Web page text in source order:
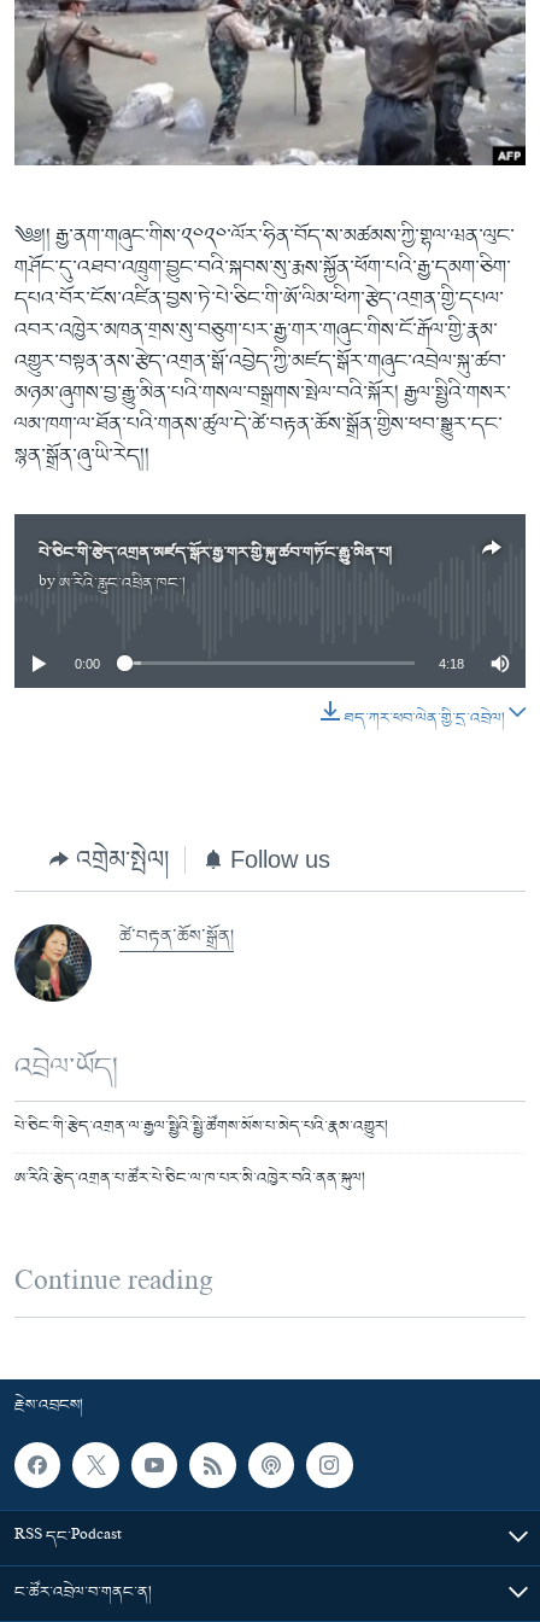
འཚོལ་
བསྐྱོད།
དྲ་བརྙན་གསར་འགྱུར།
ཁ་བའི་མི་སྣ།
བུད་མེད་ལེ་ཚན།
དཔེ་ཀློག
བགྲོ་གླེང་མདུན་ལྕོག
བསྐྱར་ཞིབ།
པོ་ཊི་ཁ་སི།
དཔེ་ཀློག
ཆོས་རིག་ལེ་ཚན།
གཞོན་སྐྱེས་དང་ཤེས་ཡོན།
འཕྲོད་བསྟེན་དང་དོན་ལྡན་གྱི་མི་ཚེ།
གངས་རིའི་བྲག་ཅ།
བུད་མེད།
སོ་ཡ་ལ། བོད་ཀྱི་གླུ་གཞས།
Learning English
རྗེས་འབྲངས།
༄༅།། རྒྱ་ནག་གཞུང་གིས་༢༠༢༠་ལོར་ཧིན་བོད་ས་མཚམས་ཀྱི་གྷལ་ཝན་ལུང་
གཤོང་དུ་འཐབ་འཁྲུག་བྱུང་བའི་སྐབས་སུ་རྨས་སྐྱོན་ཕོག་པའི་རྒྱ་དམག་ཅིག་
དཔའ་བོར་ངོས་འཛིན་བྱས་ཏེ་པེ་ཅིང་གི་ཨོ་ལིམ་ཕིཀ་རྩེད་འགྲན་གྱི་དཔལ་
འབར་འཁྱེར་མཁན་གྲས་སུ་བཅུག་པར་རྒྱ་གར་གཞུང་གིས་ངོ་རྒོལ་གྱི་རྣམ་
འགྱུར་བསྟན་ནས་རྩེད་འགྲན་སྒོ་འབྱེད་ཀྱི་མཛད་སྒོར་གཞུང་འབྲེལ་སྐུ་ཚབ་
མཉམ་ཞུགས་བྱ་རྒྱུ་མིན་པའི་གསལ་བསྒྲགས་སྤེལ་བའི་སྐོར། རྒྱལ་སྤྱིའི་གསར་
ལམ་ཁག་ལ་ཐོན་པའི་གནས་ཚུལ་དེ་ཚེ་བརྟན་ཆོས་སྒྲོན་གྱིས་ཕབ་སྒྱུར་དང་
སྙན་སྒྲོན་ཞུ་ཡི་རེད།།
པེ་ཅིང་གི་རྩེད་འགྲན་མཛད་སྒོར་རྒྱ་གར་གྱི་སྐུ་ཚབ་གཏོང་རྒྱུ་མིན་པ།
byཨ་རིའི་རླུང་འཕྲིན་ཁང་།No media source currently available
0:00 4:18
ཐད་ཀར་ཕབ་ལེན་གྱི་དྲ་འབྲེལ།
འགྲེམ་སྤེལ། Follow us
ཚེ་བརྟན་ཆོས་སྒྲོན།
འབྲེལ་ཡོད།
པེ་ཅིང་གི་རྩེད་འགྲན་ལ་རྒྱལ་སྤྱིའི་སྤྱི་ཚོགས་མོས་པ་མེད་པའི་རྣམ་འགྱུར།
ཨ་རིའི་རྩེད་འགྲན་པ་ཚོར་པེ་ཅིང་ལ་ཁ་པར་མི་འཁྱེར་བའི་ནན་སྐུལ།
Continue reading
རྗེས་འབྲངས།
RSS དང་Podcast
ང་ཚོར་འབྲེལ་བ་གནང་ན།